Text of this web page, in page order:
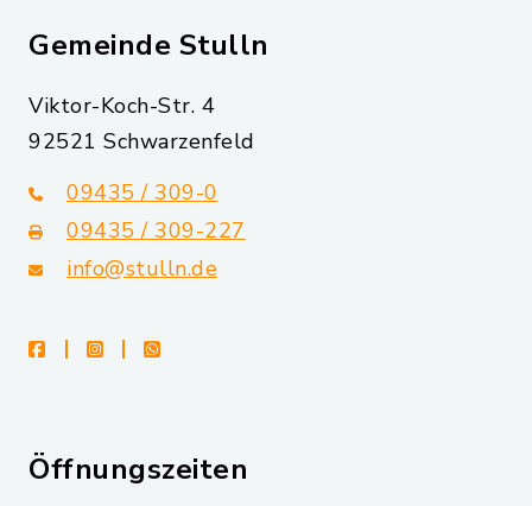
Gemeinde Stulln
Viktor-Koch-Str. 4
92521 Schwarzenfeld
09435 / 309-0
09435 / 309-227
info@stulln.de
facebookinstagramwhatsapp
Öffnungszeiten